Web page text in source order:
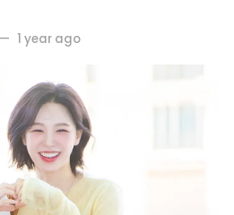
1 year ago